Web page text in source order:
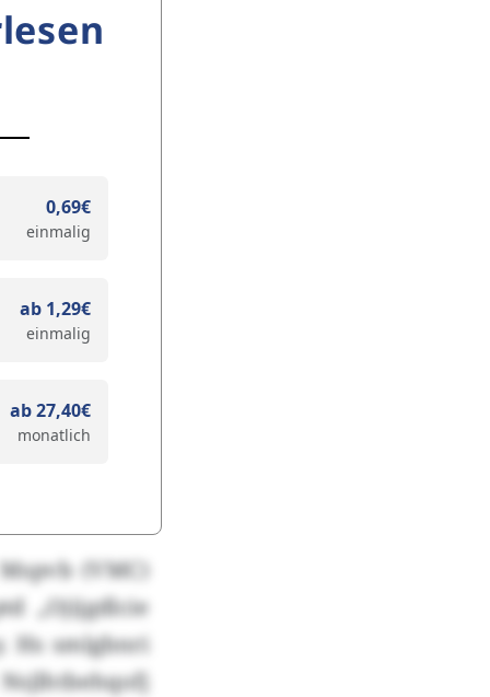
0,69€
einmalig
ab 1,29€
einmalig
ab 27,40€
monatlich
(VMC)
„Ojijgdlcie
Hs smlgbnri